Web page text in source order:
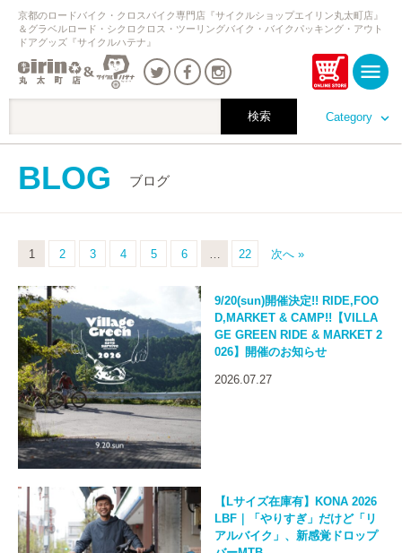
Category
京都のロードバイク・クロスバイク専門店『サイクルショップエイリン丸太町店』
＆グラベルロード・シクロクロス・ツーリングバイク・バイクパッキング・アウト
ドアグッズ『サイクルハテナ』
BLOG ブログ
1 2 3 4 5 6 … 22 次へ »
9/20(sun)開催決定!! RIDE,FOO
D,MARKET & CAMP!!【VILLA
GE GREEN RIDE & MARKET 2
026】開催のお知らせ
2026.07.27
【Lサイズ在庫有】KONA 2026
LBF｜「やりすぎ」だけど「リ
アルバイク」、新感覚ドロップ